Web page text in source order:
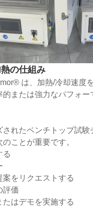
の仕組み
は、加熱/冷却速度
的または強力なパフォー
されたベンチトップ試験
ことが重要です。
る
案をリクエストする
評価
たはデモを実施する